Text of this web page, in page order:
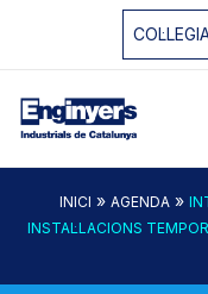
INICI » AGENDA »
INSTAL·LACIONS